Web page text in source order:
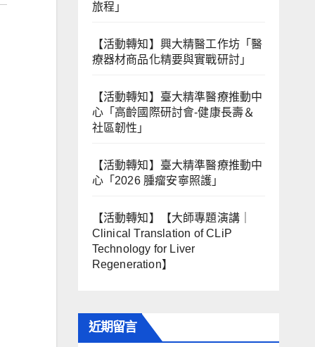
旅程」
【活動轉知】興大精醫工作坊「醫
療器材商品化精要與實戰研討」
【活動轉知】臺大精準醫療推動中
心「高齡國際研討會-健康長壽＆
社區韌性」
【活動轉知】臺大精準醫療推動中
心「2026 腫瘤安寧照護」
【活動轉知】【大師專題演講｜
Clinical Translation of CLiP
Technology for Liver
Regeneration】
近期留言